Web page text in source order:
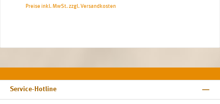
Preise inkl. MwSt. zzgl. Versandkosten
Service-Hotline